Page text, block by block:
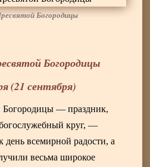
Богородицы
Богородицы
(21 сентября)
Богородицы — праздник,
круг, —
день всемирной радости, а
весьма широкое